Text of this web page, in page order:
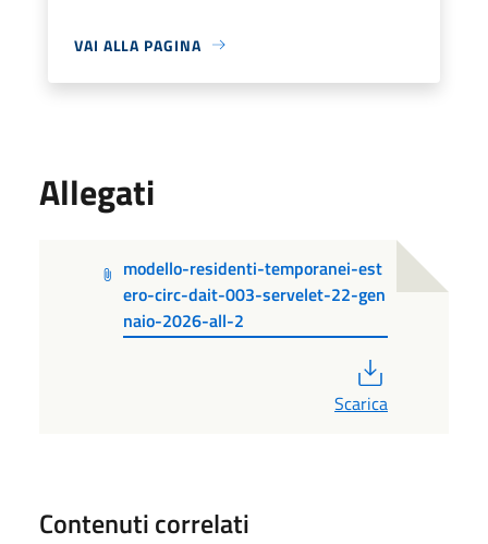
VAI ALLA PAGINA
Allegati
modello-residenti-temporanei-est
ero-circ-dait-003-servelet-22-gen
naio-2026-all-2
Scarica
Contenuti correlati